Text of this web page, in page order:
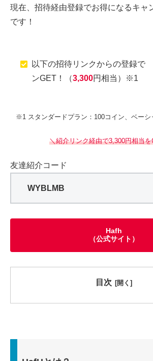
現在、招待経由登録でお得になるキャ
です！
以下の招待リンクからの登録
ンGET！（3,300円相当）※1
※1 スタンダードプラン：100コイン、ベーシ
＼紹介リンク経由で3,300円相当
友達紹介コード
WYBLMB
Hafh
（公式サイト）
目次